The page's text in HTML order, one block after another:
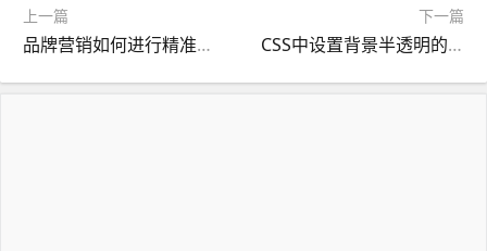
上一篇
品牌营销如何进行精准传播？
下一篇
CSS中设置背景半透明的方法